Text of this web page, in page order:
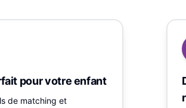
pour votre enfant
de matching et